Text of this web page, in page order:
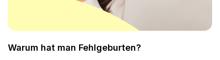
Warum hat man Fehlgeburten?